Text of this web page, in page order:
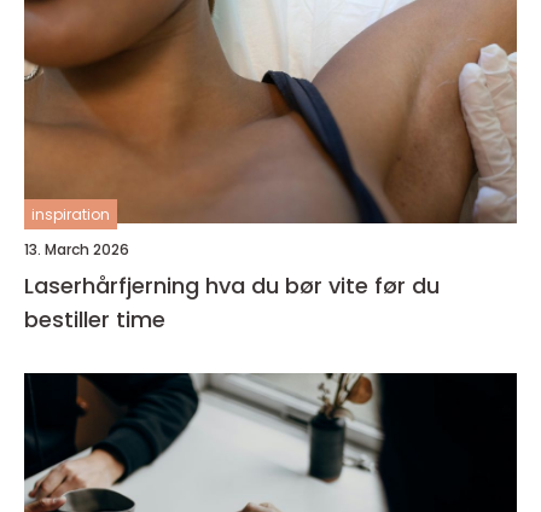
inspiration
13. March 2026
Laserhårfjerning hva du bør vite før du
bestiller time